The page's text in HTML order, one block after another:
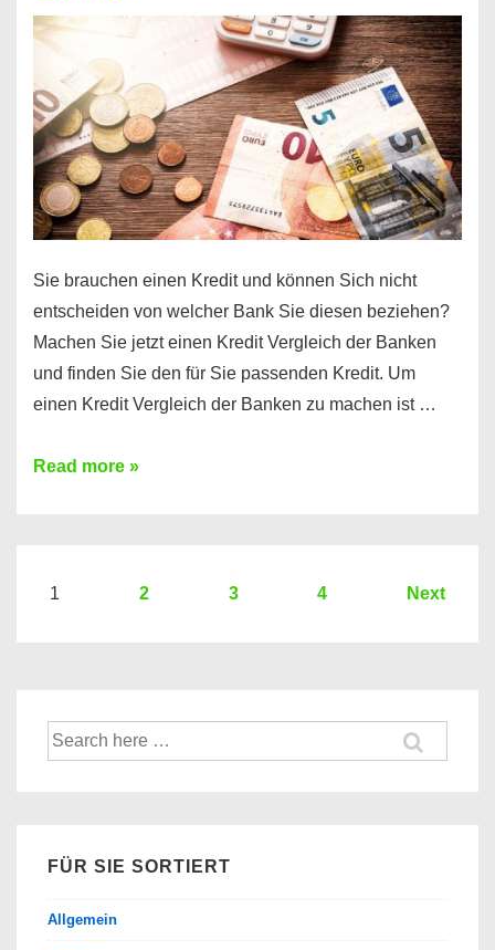
einen
10000
Euro
Kredit
finden
Sie brauchen einen Kredit und können Sich nicht
entscheiden von welcher Bank Sie diesen beziehen?
Machen Sie jetzt einen Kredit Vergleich der Banken
und finden Sie den für Sie passenden Kredit. Um
einen Kredit Vergleich der Banken zu machen ist …
Sie
Hier
Banken
Read more »
Seitennummerierung
1 2 3 4 Next
Suche
nach:
FÜR SIE SORTIERT
Allgemein